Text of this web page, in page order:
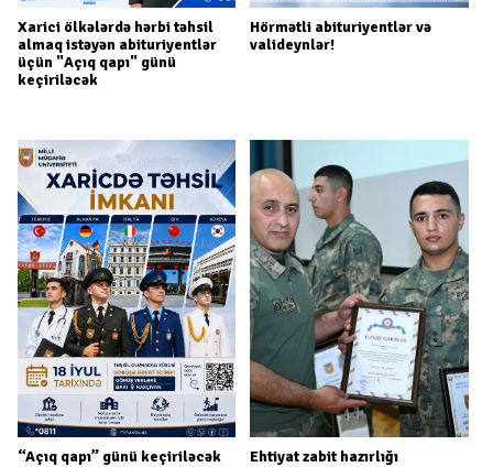
Xarici ölkələrdə hərbi təhsil
almaq istəyən abituriyentlər
üçün "Açıq qapı" günü
keçiriləcək
Hörmətli abituriyentlər və
valideynlər!
“Açıq qapı” günü keçiriləcək
Ehtiyat zabit hazırlığı